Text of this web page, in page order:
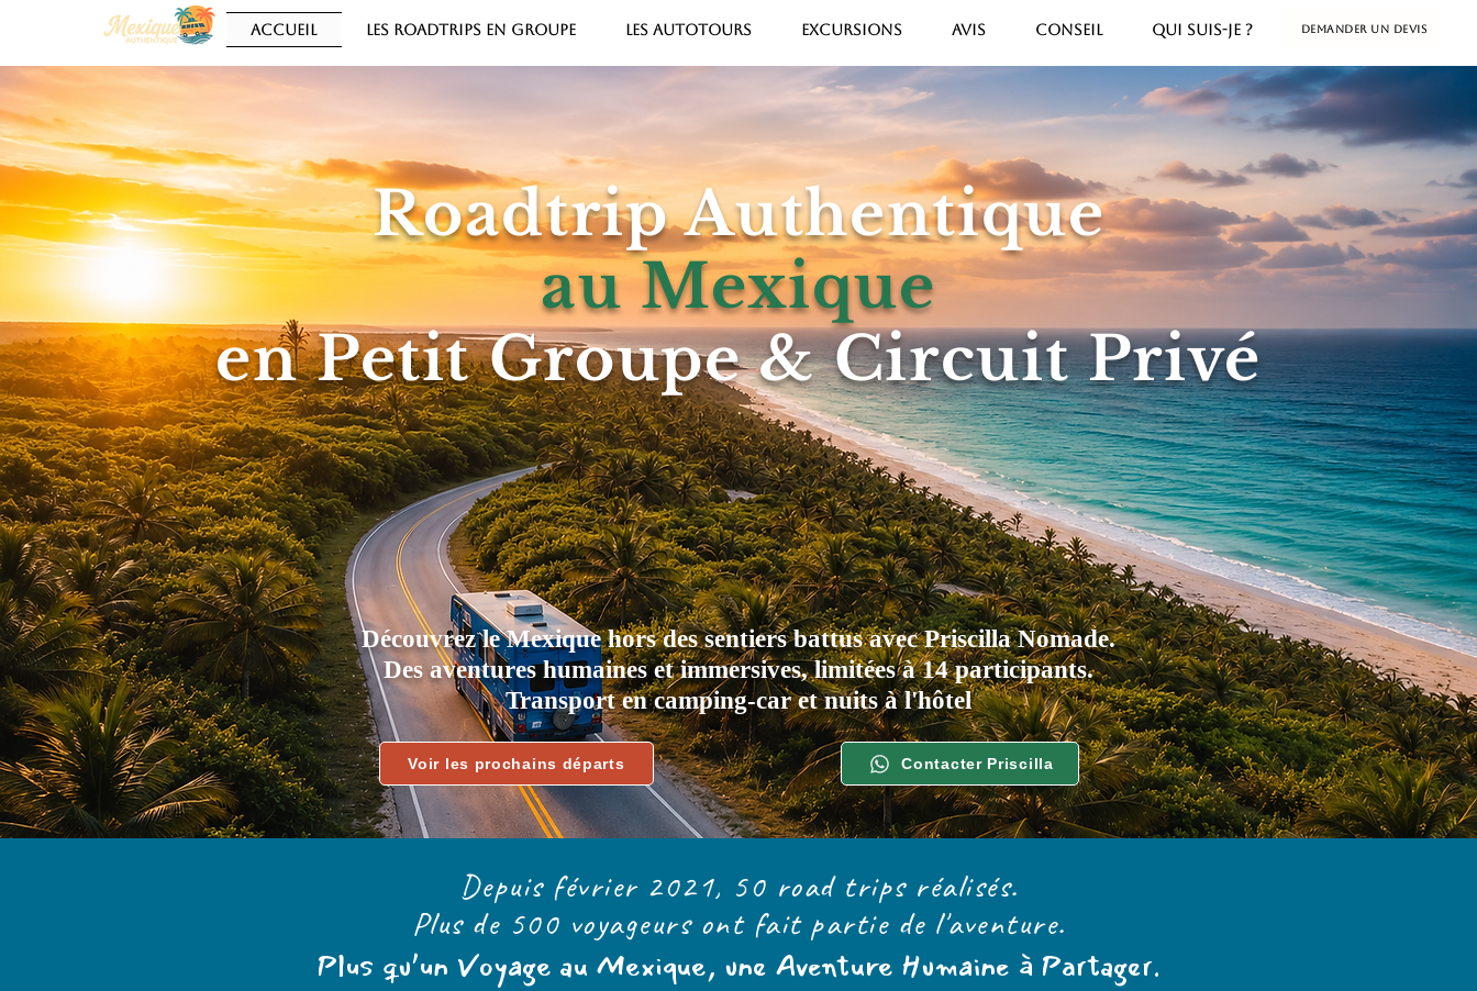
ACCUEIL LES ROADTRIPS EN GROUPE LES AUTOTOURS EXCURSIONS AVIS CONSEIL QUI SUIS-JE ? Demander un devis
Roadtrip Authentique
au Mexique
en Petit Groupe & Circuit Privé
Découvrez le Mexique hors des sentiers battus avec Priscilla Nomade.
Des aventures humaines et immersives, limitées à 14 participants.
Transport en camping-car et nuits à l'hôtel
Voir les prochains départs Contacter Priscilla
Depuis février 2021, 50 road trips réalisés.
Plus de 500 voyageurs ont fait partie de l'aventure.
Plus qu’un Voyage au Mexique, une Aventure Humaine à Partager.